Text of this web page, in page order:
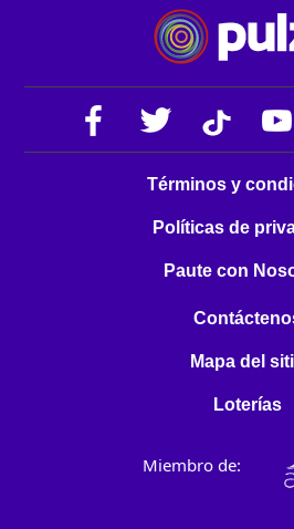
Términos y
Políticas de
Paute con
Mapa del
Loterías
Miembro de: